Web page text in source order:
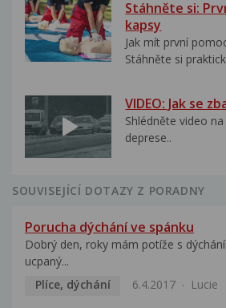
Stáhněte si:
kapsy
Jak mít první
Stáhněte si
VIDEO: Jak se
Shlédněte video
deprese..
SOUVISEJÍCÍ DOTAZY Z PORADNY
Porucha dýchání ve spánku
Dobrý den, roky mám potíže s
ucpaný...
Plíce, dýchání
6.4.2017 Lucie